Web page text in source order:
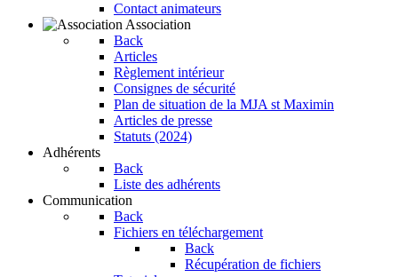
Contact animateurs
Association
Back
Articles
Règlement intérieur
Consignes de sécurité
Plan de situation de la MJA st Maximin
Articles de presse
Statuts (2024)
Adhérents
Back
Liste des adhérents
Communication
Back
Fichiers en téléchargement
Back
Récupération de fichiers